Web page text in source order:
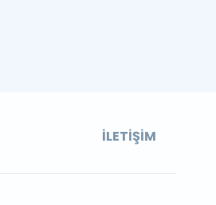
İLETIŞIM